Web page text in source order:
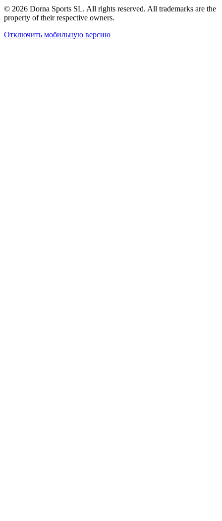
© 2026 Dorna Sports SL. All rights reserved. All trademarks are the
property of their respective owners.
Отключить мобильную версию